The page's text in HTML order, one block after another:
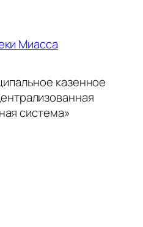
Миасса
казенное
система»